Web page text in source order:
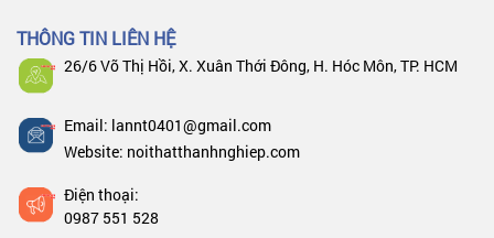
THÔNG TIN LIÊN HỆ
26/6 Võ Thị Hồi, X. Xuân Thới Đông, H. Hóc Môn, TP. HCM
Email: lannt0401@gmail.com
Website: noithatthanhnghiep.com
Điện thoại:
0987 551 528